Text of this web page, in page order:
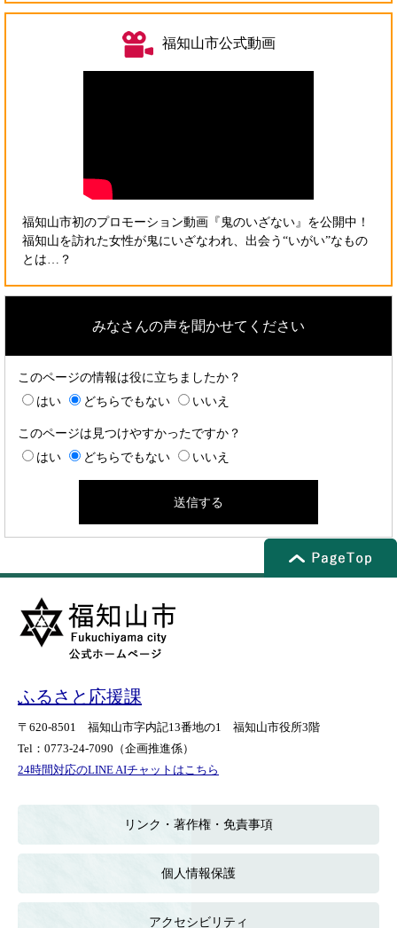
福知山市公式動画
福知山市初のプロモーション動画『鬼のいざない』を公開中！
福知山を訪れた女性が鬼にいざなわれ、出会う“いがい”なもの
とは…？
みなさんの声を聞かせてください
このページの情報は役に立ちましたか？
はい
どちらでもない いいえ
このページは見つけやすかったですか？
はい
どちらでもない いいえ
ふるさと応援課
〒620-8501 福知山市字内記13番地の1 福知山市役所3階
Tel：0773-24-7090 （企画推進係）
24時間対応のLINE AIチャットはこちら
外
ン
リンク・著作権・免責事項
個人情報保護
アクセシビリティ